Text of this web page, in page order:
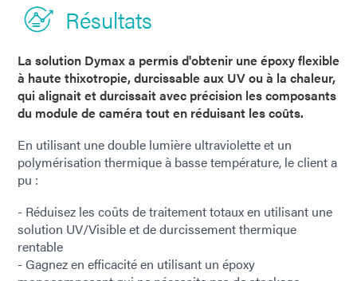
Résultats
La solution Dymax a permis d'obtenir une époxy flexible
à haute thixotropie, durcissable aux UV ou à la chaleur,
qui alignait et durcissait avec précision les composants
du module de caméra tout en réduisant les coûts.
En utilisant une double lumière ultraviolette et un
polymérisation thermique à basse température, le client a
pu :
- Réduisez les coûts de traitement totaux en utilisant une
solution UV/Visible et de durcissement thermique
rentable
- Gagnez en efficacité en utilisant un époxy